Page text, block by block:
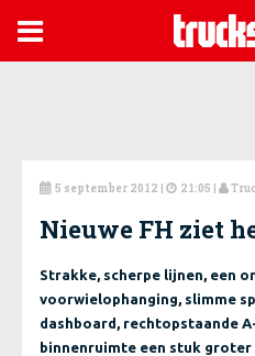

 5 september 2012 |  21:05 | 
Nieuwe FH ziet
Strakke, scherpe lijnen, een
voorwielophanging, slimme
dashboard, rechtopstaande
binnenruimte een stuk groter